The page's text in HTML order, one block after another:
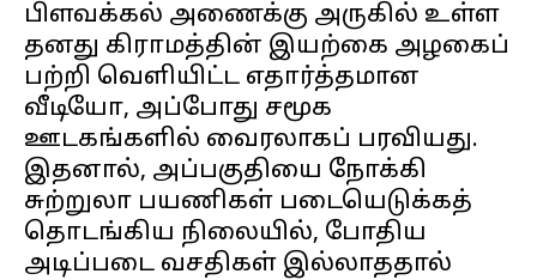
பிளவக்கல் அணைக்கு அருகில் உள்ள
தனது கிராமத்தின் இயற்கை அழகைப்
பற்றி வெளியிட்ட எதார்த்தமான
வீடியோ, அப்போது சமூக
ஊடகங்களில் வைரலாகப் பரவியது.
இதனால், அப்பகுதியை நோக்கி
சுற்றுலா பயணிகள் படையெடுக்கத்
தொடங்கிய நிலையில், போதிய
அடிப்படை வசதிகள் இல்லாததால்